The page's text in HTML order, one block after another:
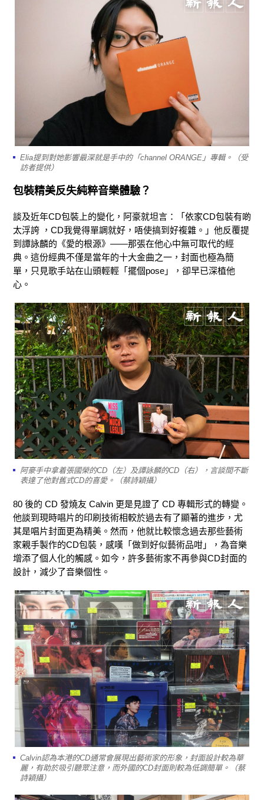
Elia提到對她影響最深就是手中的「channel ORANGE」專輯。（受
訪者提供）
包裝精美反失純粹音樂體驗？
談及近年CD包裝上的變化，阿豪就坦言：「依家CD包裝有啲
太浮誇 ，CD我覺得單調就好，唔使搞到好複雜。」他反覆提
到譚詠麟的《愛的根源》——那張在他心中無可取代的經
典。這份經典不僅是當年的十大金曲之一，封面也極為簡
單，只見歌手站在山頭輕輕「擺個pose」，卻早已深植他
心。
阿豪手中拿着張國榮的CD（左）及譚詠麟的CD（右），言談間不斷
表達了他對舊式CD的喜愛。（蔡詩穎攝）
80 後的 CD 發燒友 Calvin 更是見證了 CD 專輯形式的轉變。
他談到現時唱片的印刷技術相較於過去有了顯著的進步，尤
其是唱片封面更為精美。然而，他就比較懷念過去那些藝術
家親手製作的CD包裝，感嘆「做到好似藝術品咁」，為音樂
增添了個人化的觸感。如今，許多藝術家不再參與CD封面的
設計，減少了音樂個性。
Calvin認為本港的CD通常會展現出藝術家的形象，封面設計較為華
麗，有助於吸引聽眾注意，而外國的CD封面則較為低調簡單。（蔡
詩穎攝）